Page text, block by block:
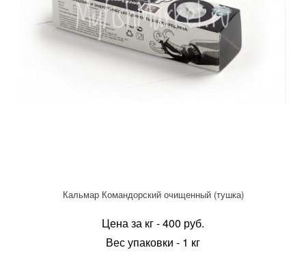
Кальмар Командорский очищенный (тушка)
Цена за кг - 400 руб.
Вес упаковки - 1 кг